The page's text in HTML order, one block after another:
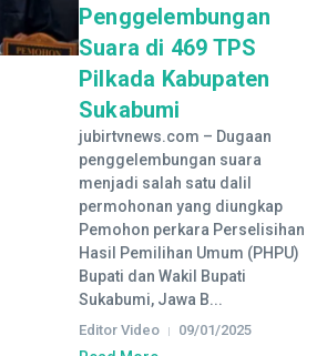
Penggelembungan
Suara di 469 TPS
Pilkada Kabupaten
Sukabumi
jubirtvnews.com – Dugaan
penggelembungan suara
menjadi salah satu dalil
permohonan yang diungkap
Pemohon perkara Perselisihan
Hasil Pemilihan Umum (PHPU)
Bupati dan Wakil Bupati
Sukabumi, Jawa B...
Editor Video 09/01/2025